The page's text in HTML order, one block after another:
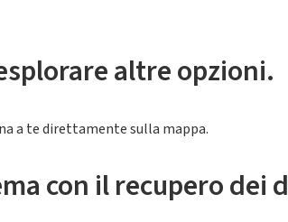
altre opzioni.
a te direttamente sulla mappa.
con il recupero dei